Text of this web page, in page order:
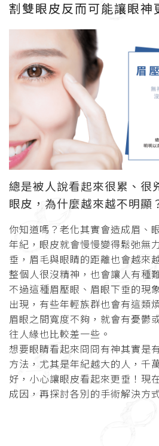
割雙眼皮反而可能讓眼神
總是被人說看起來很累、很
眼皮，為什麼越來越不明顯
你知道嗎？老化其實會造成眉、
年紀，眼皮就會慢慢變得鬆弛無
垂，眉毛與眼睛的距離也會越來
整個人很沒精神，也會讓人有種
不過這種眉壓眼、眉眼下垂的現
出現，有些年輕族群也會有這類
眉眼之間寬度不夠，就會有憂鬱
往人緣也比較差一些。
想要眼睛看起來冏冏有神其實是
方法，尤其是年紀越大的人，千
好，小心讓眼皮看起來更垂！現
成因，再探討各別的手術解決方